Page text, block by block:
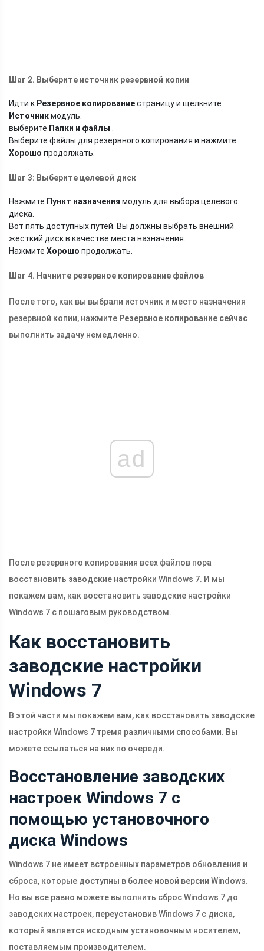
Шаг 2. Выберите источник резервной копии
Идти к Резервное копированиестраницу и щелкните
Источникмодуль.
выберите Папки и файлы
Выберите файлы для резервного копирования и нажмите
Хорошо продолжать.
Шаг 3: Выберите целевой диск
Нажмите Пункт назначения модуль для выбора целевого
диска.
Вот пять доступных путей. Вы должны выбрать внешний
жесткий диск в качестве места назначения.
Нажмите Хорошо продолжать.
Шаг 4. Начните резервное копирование файлов
После того, как вы выбрали источник и место назначения
резервной копии, нажмите Резервное копирование сейчас
выполнить задачу немедленно.
ad
После резервного копирования всех файлов пора
восстановить заводские настройки Windows 7. И мы
покажем вам, как восстановить заводские настройки
Windows 7 с пошаговым руководством.
Как восстановить
заводские настройки
Windows 7
В этой части мы покажем вам, как восстановить заводские
настройки Windows 7 тремя различными способами. Вы
можете ссылаться на них по очереди.
Восстановление заводских
настроек Windows 7 с
помощью установочного
диска Windows
Windows 7 не имеет встроенных параметров обновления и
сброса, которые доступны в более новой версии Windows.
Но вы все равно можете выполнить сброс Windows 7 до
заводских настроек, переустановив Windows 7 с диска,
который является исходным установочным носителем,
поставляемым производителем.